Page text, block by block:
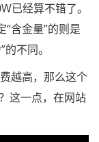
已经算不错了。
“含金量”的则是
不同。
越高，那么这个
这一点，在网站